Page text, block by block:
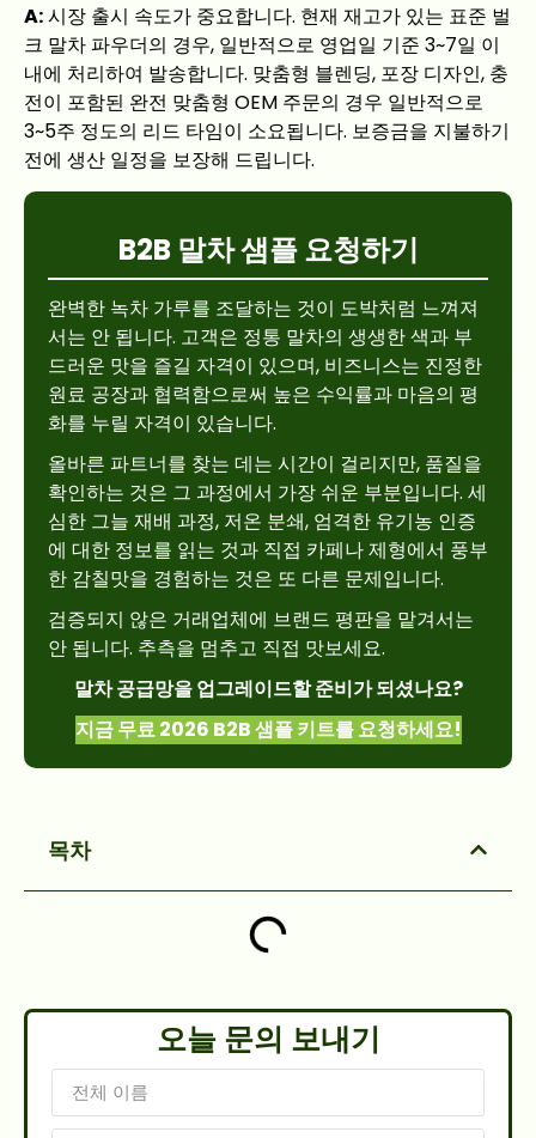
목차
A:시장 출시 속도가 중요합니다. 현재 재고가 있는 표준 벌
크 말차 파우더의 경우, 일반적으로 영업일 기준 3~7일 이
내에 처리하여 발송합니다. 맞춤형 블렌딩, 포장 디자인, 충
전이 포함된 완전 맞춤형 OEM 주문의 경우 일반적으로
3~5주 정도의 리드 타임이 소요됩니다. 보증금을 지불하기
전에 생산 일정을 보장해 드립니다.
B2B 말차 샘플 요청하기
완벽한 녹차 가루를 조달하는 것이 도박처럼 느껴져
서는 안 됩니다. 고객은 정통 말차의 생생한 색과 부
드러운 맛을 즐길 자격이 있으며, 비즈니스는 진정한
원료 공장과 협력함으로써 높은 수익률과 마음의 평
화를 누릴 자격이 있습니다.
올바른 파트너를 찾는 데는 시간이 걸리지만, 품질을
확인하는 것은 그 과정에서 가장 쉬운 부분입니다. 세
심한 그늘 재배 과정, 저온 분쇄, 엄격한 유기농 인증
에 대한 정보를 읽는 것과 직접 카페나 제형에서 풍부
한 감칠맛을 경험하는 것은 또 다른 문제입니다.
검증되지 않은 거래업체에 브랜드 평판을 맡겨서는
안 됩니다. 추측을 멈추고 직접 맛보세요.
말차 공급망을 업그레이드할 준비가 되셨나요?
지금 무료 2026 B2B 샘플 키트를 요청하세요!
오늘 문의 보내기